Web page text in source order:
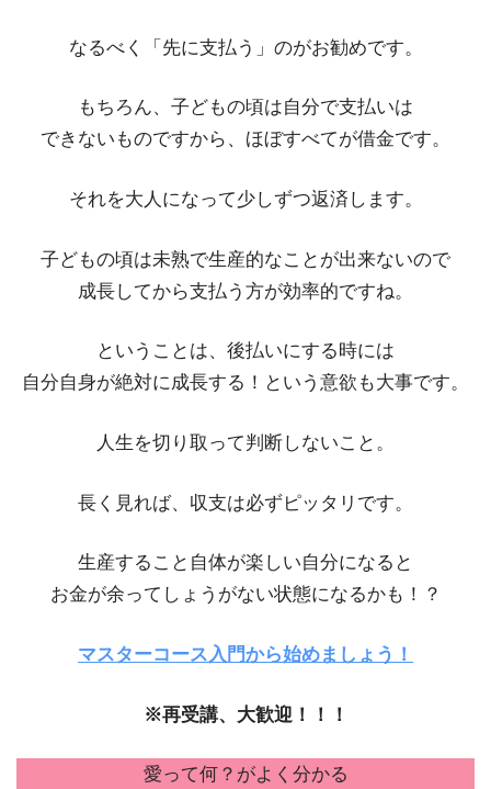
なるべく「先に支払う」のがお勧めです。
もちろん、子どもの頃は自分で支払いは
できないものですから、ほぼすべてが借金です。
それを大人になって少しずつ返済します。
子どもの頃は未熟で生産的なことが出来ないので
成長してから支払う方が効率的ですね。
ということは、後払いにする時には
自分自身が絶対に成長する！という意欲も大事です。
人生を切り取って判断しないこと。
長く見れば、収支は必ずピッタリです。
生産すること自体が楽しい自分になると
お金が余ってしょうがない状態になるかも！？
マスターコース入門から始めましょう！
※再受講、大歓迎！！！
愛って何？がよく分かる